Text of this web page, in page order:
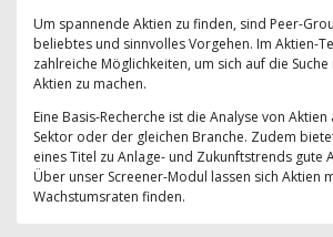
Um spannende Aktien zu finden, sind Peer-
beliebtes und sinnvolles Vorgehen. Im Aktien-
zahlreiche Möglichkeiten, um sich auf die Suche
Aktien zu machen.
Eine Basis-Recherche ist die Analyse von
Sektor oder der gleichen Branche. Zudem
eines Titel zu Anlage- und Zukunftstrends gute
Über unser Screener-Modul lassen sich Aktien
Wachstumsraten finden.